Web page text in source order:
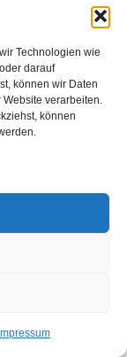
Technologien wie
darauf
können wir Daten
verarbeiten.
können
Impressum
"
Sie in unseren